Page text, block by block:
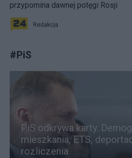
przypomina dawnej potęgi Rosji
Redakcja
#PiS
PiS odkrywa karty.
mieszkania, ETS,
rozliczenia